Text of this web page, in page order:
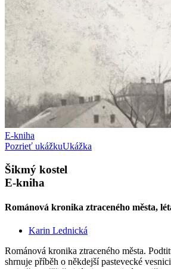
E-kniha
Pozrieť ukážkuUkážka
Šikmý kostel
E-kniha
Románová kronika ztraceného města,
Karin Lednická
Románová kronika ztraceného města.
shrnuje příběh o někdejší pastevecké